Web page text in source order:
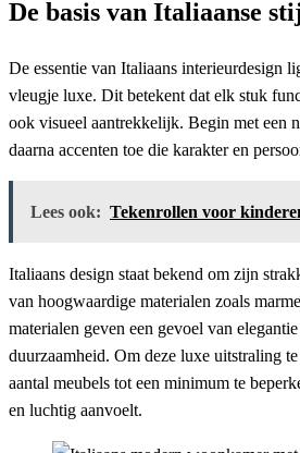
De basis van Italiaanse
De essentie van Italiaans interieurdesign
vleugje luxe. Dit betekent dat elk stuk
ook visueel aantrekkelijk. Begin met een
daarna accenten toe die karakter en
Lees ook: Tekenrollen voor
Italiaans design staat bekend om zijn
van hoogwaardige materialen zoals
materialen geven een gevoel van
duurzaamheid. Om deze luxe uitstraling
aantal meubels tot een minimum te
en luchtig aanvoelt.